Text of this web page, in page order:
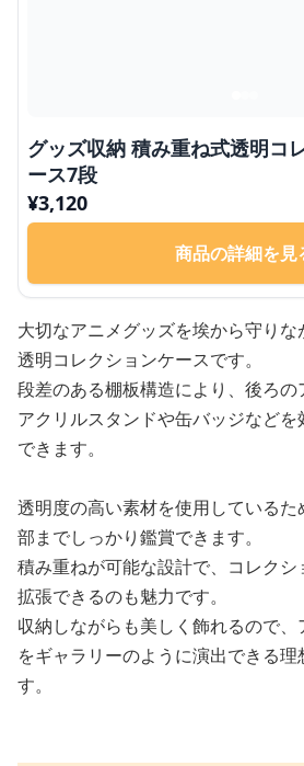
グッズ収納 積み重ね式透明コ
ース7段
¥3,120
商品の詳細を見
大切なアニメグッズを埃から守り
透明コレクションケースです。
段差のある棚板構造により、後ろの
アクリルスタンドや缶バッジなどを
できます。
透明度の高い素材を使用している
部までしっかり鑑賞できます。
積み重ねが可能な設計で、コレク
拡張できるのも魅力です。
収納しながらも美しく飾れるので
をギャラリーのように演出できる
す。